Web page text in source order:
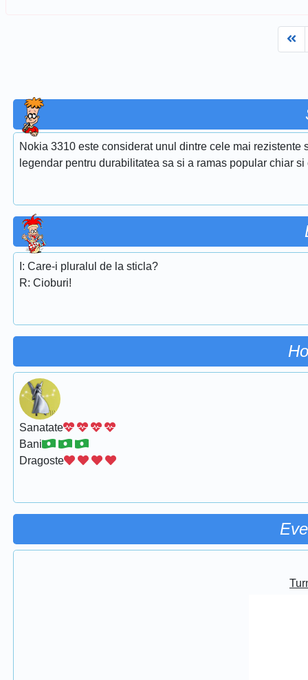
Nokia 3310 este considerat unul dintre cele mai
legendar pentru durabilitatea sa si a ramas popular chiar
I: Care-i pluralul de la sticla?
R: Cioburi!
Sanatate
Bani
Dragoste